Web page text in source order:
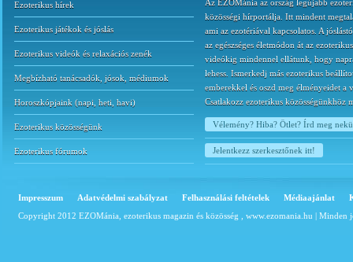
Ezoterikus hírek
Ezoterikus játékok és jóslás
Ezoterikus videók és relaxációs zenék
Megbízható tanácsadók, jósok, médiumok
Horoszkópjaink (napi heti havi)
Ezoterikus közösségünk
Ezoterikus fórumok
Az EZOMánia az ország legújabb
közösségi hírportálja. Itt mindent
ami az ezotériával kapcsolatos. A
az egészséges életmódon át az ezoterikus
videókig mindennel ellátunk, hogy
lehess. Ismerkedj más ezoterikus
emberekkel és oszd meg élményeidet a
Csatlakozz ezoterikus közösségünkhöz
Vélemény? Hiba? Ötlet? Írd meg
Jelentkezz szerkesztőnek itt!
Impresszum Adatvédelmi szabályzat Felhasználási feltételek Médiaajánlat
Copyright 2012 EZOMánia, ezoterikus magazin és közösség , www.ezomania.hu | Minden